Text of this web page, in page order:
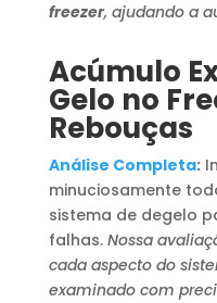
freezer, ajudando a
Acúmulo
Gelo no
Rebouças
Análise Completa:
minuciosamente
sistema de degelo
falhas. Nossa
cada aspecto do
examinado com